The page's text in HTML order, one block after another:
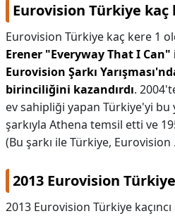
Eurovision Türkiye kaç
Eurovision Türkiye kaç kere 1
Erener "Everyway That I
Eurovision Şarkı
birinciliğini kazandırdı.
ev sahipliği yapan Türkiye'yi bu
şarkıyla Athena temsil etti ve
(Bu şarkı ile Türkiye, Eurovision
2013 Eurovision
2013 Eurovision Türkiye kaçıncı